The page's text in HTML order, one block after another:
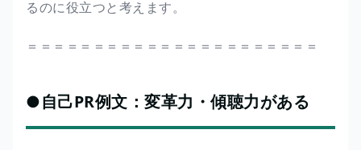
るのに役立つと考えます。
＝＝＝＝＝＝＝＝＝＝＝＝＝＝＝＝＝＝＝＝＝＝
●自己PR例文：変革力・傾聴力がある